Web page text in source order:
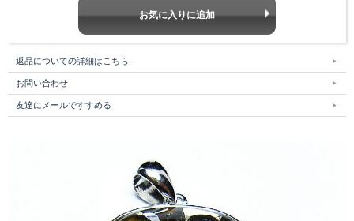
返品についての詳細はこちら
お問い合わせ
友達にメールですすめる